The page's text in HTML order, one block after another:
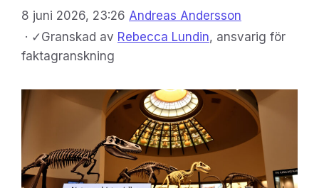
8 juni 2026, 23:26 Andreas Andersson
· ✓Granskad av Rebecca Lundin, ansvarig för
faktagranskning